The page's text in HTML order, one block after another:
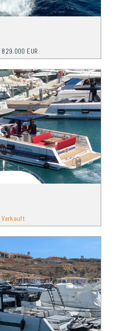
829.000 EUR
Verkauft